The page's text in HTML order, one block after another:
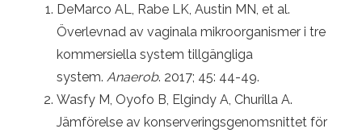
DeMarco AL, Rabe LK, Austin MN, et al.
Överlevnad av vaginala mikroorganismer i tre
kommersiella system tillgängliga
system. Anaerob. 2017; 45: 44-49.
Wasfy M, Oyofo B, Elgindy A, Churilla A.
Jämförelse av konserveringsgenomsnittet för